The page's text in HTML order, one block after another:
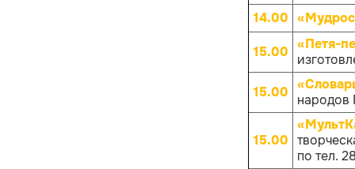
14.00
15.00 «Петя-
15.00
народов
15.00
по тел.